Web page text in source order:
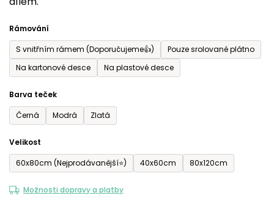
Rámování
S vnitřním rámem (Doporučujeme👍)
Pouze srolované plátno
Na kartonové desce
Na plastové desce
Barva teček
Černá
Modrá Zlatá
Velikost
60x80cm (Nejprodávanější⭐)
40x60cm 80x120cm
Možnosti dopravy a platby